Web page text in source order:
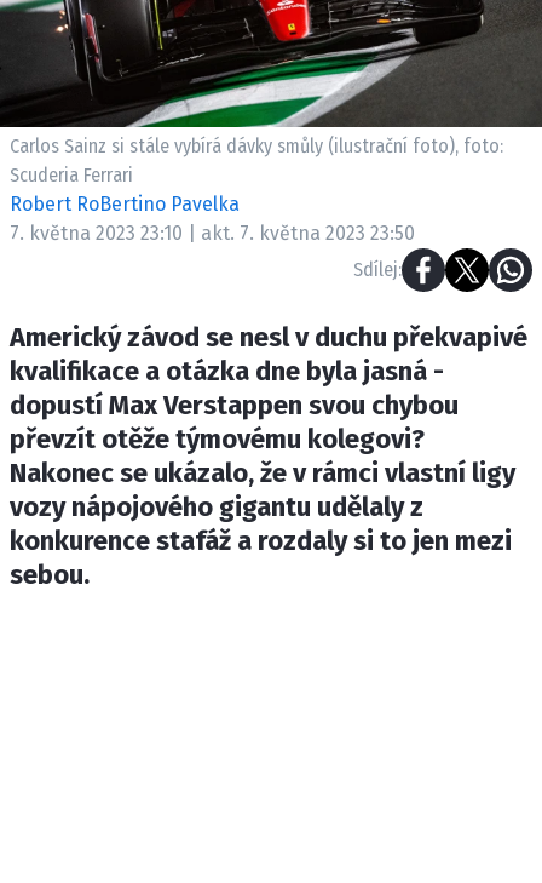
SLEDUJTE NÁS NA|
ETICKÝ KODEX
KONTAKT
INZERCE
OSOBNÍ ÚDAJE / COOKIES
Provozovatelem serveru F1NEWS.cz je
INCORP MEDIA GROUP s.r.o., IČ: 118 23 054
Carlos Sainz si stále vybírá dávky smůly (ilustrační foto), foto:
Scuderia Ferrari
Robert RoBertino Pavelka
7. května 2023 23:10 | akt. 7. května 2023 23:50
Sdílej:
Americký závod se nesl v duchu překvapivé
kvalifikace a otázka dne byla jasná -
dopustí Max Verstappen svou chybou
převzít otěže týmovému kolegovi?
Nakonec se ukázalo, že v rámci vlastní ligy
vozy nápojového gigantu udělaly z
konkurence stafáž a rozdaly si to jen mezi
sebou.